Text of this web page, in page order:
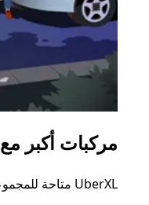
مركبات أكبر مع UberXL
UberXL متاحة للمجموعات حتى 6 أشخاص.